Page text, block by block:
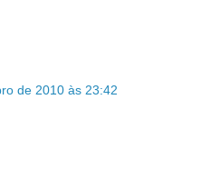
de 2010 às 23:42